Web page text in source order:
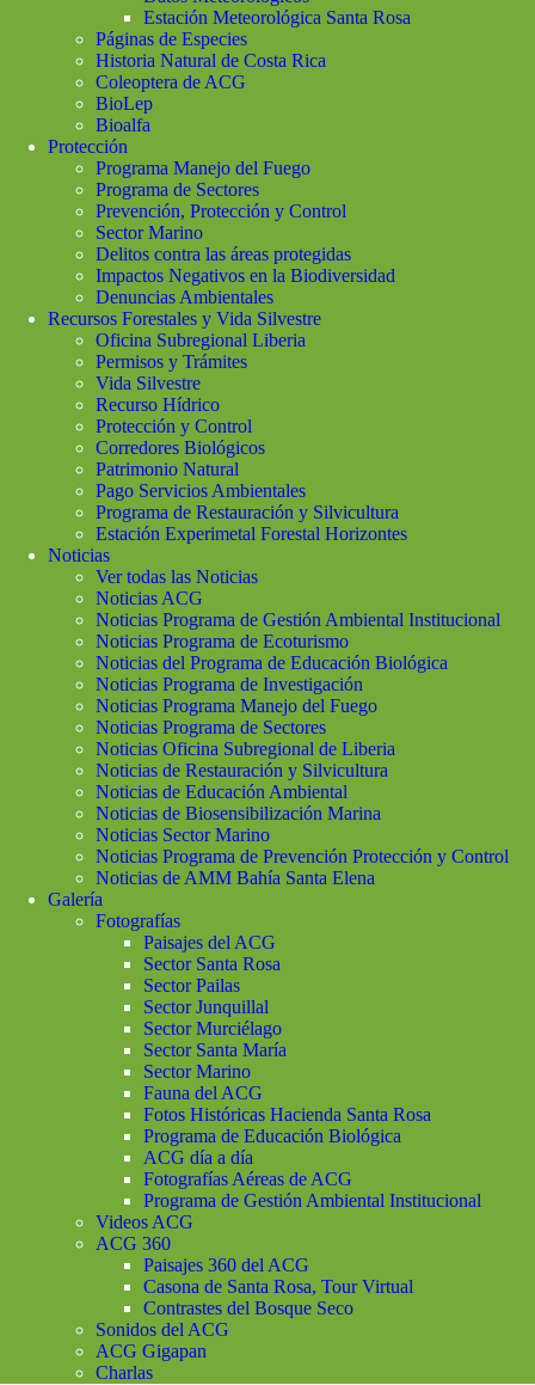
Estación Meteorológica Santa Rosa
Páginas de Especies
Historia Natural de Costa Rica
Coleoptera de ACG
BioLep
Bioalfa
Protección
Programa Manejo del Fuego
Programa de Sectores
Prevención, Protección y Control
Sector Marino
Delitos contra las áreas protegidas
Impactos Negativos en la Biodiversidad
Denuncias Ambientales
Recursos Forestales y Vida Silvestre
Oficina Subregional Liberia
Permisos y Trámites
Vida Silvestre
Recurso Hídrico
Protección y Control
Corredores Biológicos
Patrimonio Natural
Pago Servicios Ambientales
Programa de Restauración y Silvicultura
Estación Experimetal Forestal Horizontes
Noticias
Ver todas las Noticias
Noticias ACG
Noticias Programa de Gestión Ambiental Institucional
Noticias Programa de Ecoturismo
Noticias del Programa de Educación Biológica
Noticias Programa de Investigación
Noticias Programa Manejo del Fuego
Noticias Programa de Sectores
Noticias Oficina Subregional de Liberia
Noticias de Restauración y Silvicultura
Noticias de Educación Ambiental
Noticias de Biosensibilización Marina
Noticias Sector Marino
Noticias Programa de Prevención Protección y Control
Noticias de AMM Bahía Santa Elena
Galería
Fotografías
Paisajes del ACG
Sector Santa Rosa
Sector Pailas
Sector Junquillal
Sector Murciélago
Sector Santa María
Sector Marino
Fauna del ACG
Fotos Históricas Hacienda Santa Rosa
Programa de Educación Biológica
ACG día a día
Fotografías Aéreas de ACG
Programa de Gestión Ambiental Institucional
Videos ACG
ACG 360
Paisajes 360 del ACG
Casona de Santa Rosa, Tour Virtual
Contrastes del Bosque Seco
Sonidos del ACG
ACG Gigapan
Charlas